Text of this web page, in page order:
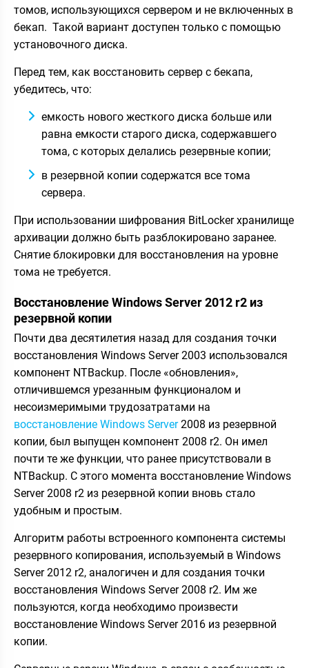
томов, использующихся сервером и не включенных в
бекап. Такой вариант доступен только с помощью
установочного диска.
Перед тем, как восстановить сервер с бекапа,
убедитесь, что:
емкость нового жесткого диска больше или
равна емкости старого диска, содержавшего
тома, с которых делались резервные копии;
в резервной копии содержатся все тома
сервера.
При использовании шифрования BitLocker хранилище
архивации должно быть разблокировано заранее.
Снятие блокировки для восстановления на уровне
тома не требуется.
Восстановление Windows Server 2012 r2 из
резервной копии
Почти два десятилетия назад для создания точки
восстановления Windows Server 2003 использовался
компонент NTBackup. После «обновления»,
отличившемся урезанным функционалом и
несоизмеримыми трудозатратами на
восстановление Windows Server2008 из резервной
копии, был выпущен компонент 2008 r2. Он имел
почти те же функции, что ранее присутствовали в
NTBackup. С этого момента восстановление Windows
Server 2008 r2 из резервной копии вновь стало
удобным и простым.
Алгоритм работы встроенного компонента системы
резервного копирования, используемый в Windows
Server 2012 r2, аналогичен и для создания точки
восстановления Windows Server 2008 r2. Им же
пользуются, когда необходимо произвести
восстановление Windows Server 2016 из резервной
копии.